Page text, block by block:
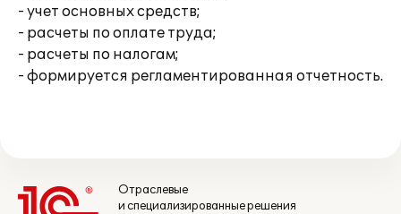
- учет основных средств;
- расчеты по оплате труда;
- расчеты по налогам;
- формируется регламентированная отчетность.
Отраслевые
и специализированные решения